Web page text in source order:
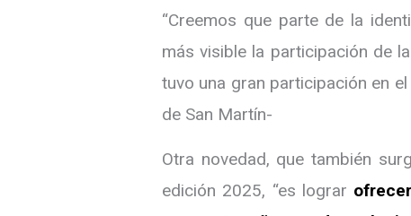
“Creemos que parte de la
más visible la participación de
tuvo una gran participación en
de San Martín-
Otra novedad, que también
edición 2025, “es lograr